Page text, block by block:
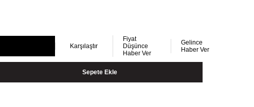
Karşılaştır
Fiyat
Düşünce
Haber Ver
Gelince
Haber Ver